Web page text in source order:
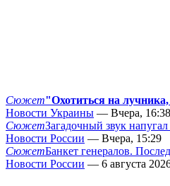
Сюжет"Охотиться на
Новости Украины — Вчера, 16:38
СюжетЗагадочный звук
Новости России — Вчера, 15:29
СюжетБанкет генералов.
Новости России — 6 августа